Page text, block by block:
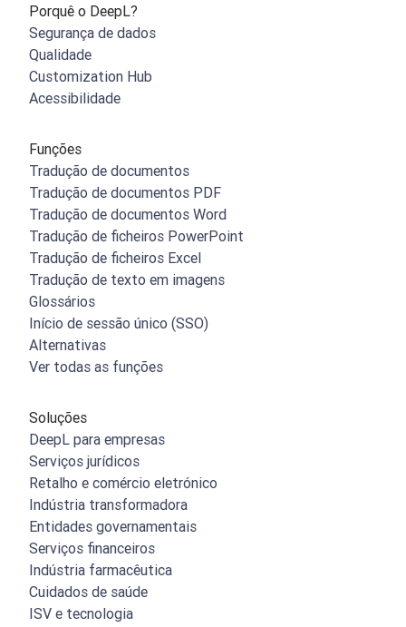
Porquê o DeepL?
Segurança de dados
Qualidade
Customization Hub
Acessibilidade
Funções
Tradução de documentos
Tradução de documentos PDF
Tradução de documentos Word
Tradução de ficheiros PowerPoint
Tradução de ficheiros Excel
Tradução de texto em imagens
Glossários
Início de sessão único (SSO)
Alternativas
Ver todas as funções
Soluções
DeepL para empresas
Serviços jurídicos
Retalho e comércio eletrónico
Indústria transformadora
Entidades governamentais
Serviços financeiros
Indústria farmacêutica
Cuidados de saúde
ISV e tecnologia